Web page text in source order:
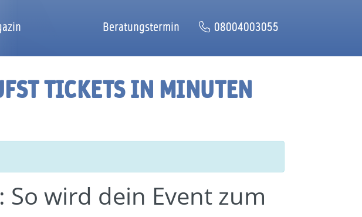
Beratungstermin 08004003055
TICKETS IN MINUTEN
wird dein Event zum